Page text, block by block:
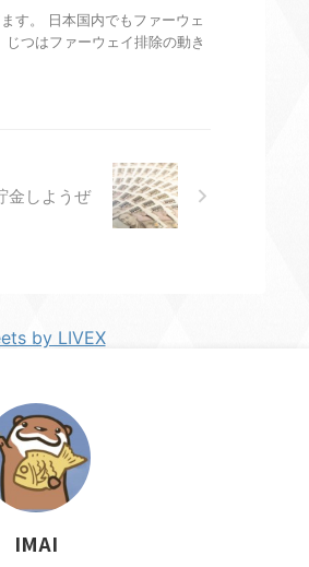
す。 日本国内でもファーウェ
つはファーウェイ排除の動き
金しようぜ
by LIVEX
IMAI